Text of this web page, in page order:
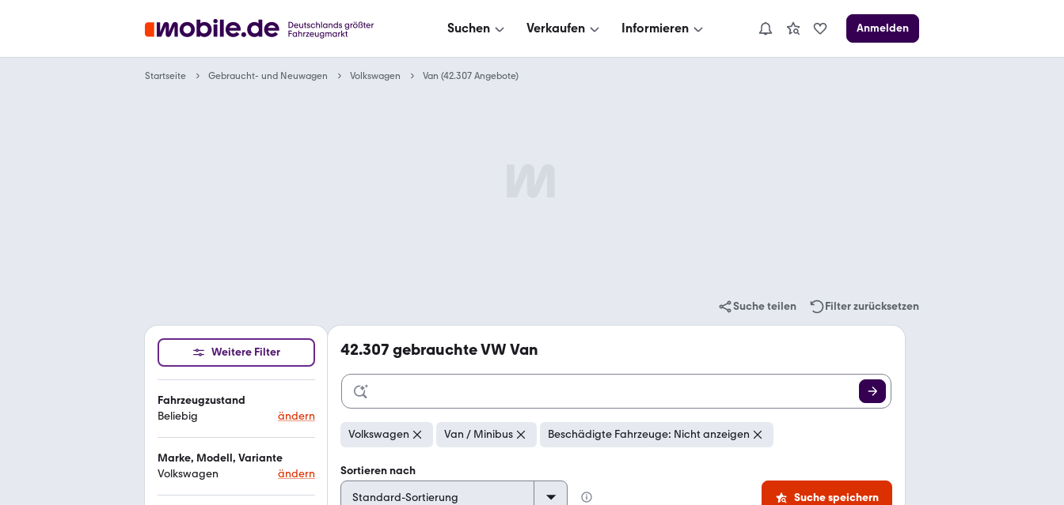
Suchen Verkaufen Informieren Anmelden
Startseite Gebraucht- und Neuwagen Volkswagen Van (42.307 Angebote)
Suche teilen Filter zurücksetzen
Weitere Filter
Fahrzeugzustand
Beliebig
ändern
Marke, Modell, Variante
Volkswagen
ändern
42.307 gebrauchte VW Van
Volkswagen Van / Minibus Beschädigte Fahrzeuge: Nicht anzeigen
Sortieren nach
Suche speichern